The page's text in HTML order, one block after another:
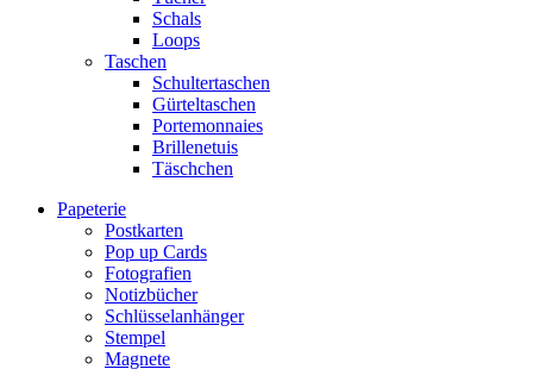
Schals
Loops
Taschen
Schultertaschen
Gürteltaschen
Portemonnaies
Brillenetuis
Täschchen
Papeterie
Postkarten
Pop up Cards
Fotografien
Notizbücher
Schlüsselanhänger
Stempel
Magnete